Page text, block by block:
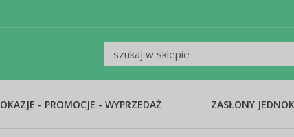
OKAZJE - PROMOCJE - WYPRZEDAŻ ZASŁONY